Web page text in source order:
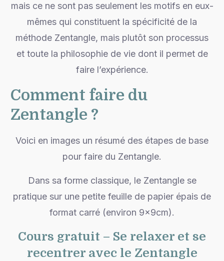
mais ce ne sont pas seulement les motifs en eux-
mêmes qui constituent la spécificité de la
méthode Zentangle, mais plutôt son processus
et toute la philosophie de vie dont il permet de
faire l’expérience.
Comment faire du
Zentangle ?
Voici en images un résumé des étapes de base
pour faire du Zentangle.
Dans sa forme classique, le Zentangle se
pratique sur une petite feuille de papier épais de
format carré (environ 9x9cm).
Cours gratuit – Se relaxer et se
recentrer avec le Zentangle